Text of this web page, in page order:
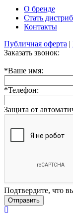
О бренде
Стать
Контакты
Публичная оферта |
Заказать звонок:
*Ваше имя:
*Телефон:
Защита от
Подтвердите, что